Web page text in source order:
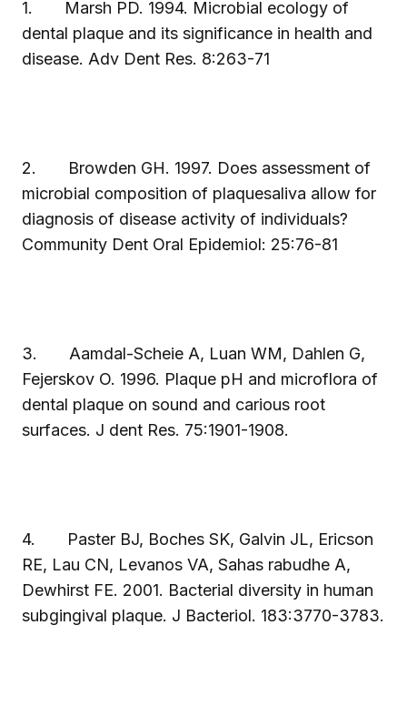
1.
Marsh PD. 1994. Microbial ecology of
dental plaque and its significance in health and
disease. Adv Dent Res. 8:263-71
2.
Browden GH. 1997. Does assessment of
microbial composition of plaquesaliva allow for
diagnosis of disease activity of individuals?
Community Dent Oral Epidemiol: 25:76-81
3.
Aamdal-Scheie A, Luan WM, Dahlen G,
Fejerskov O. 1996. Plaque pH and microflora of
dental plaque on sound and carious root
surfaces. J dent Res. 75:1901-1908.
4.
Paster BJ, Boches SK, Galvin JL, Ericson
RE, Lau CN, Levanos VA, Sahas rabudhe A,
Dewhirst FE. 2001. Bacterial diversity in human
subgingival plaque. J Bacteriol. 183:3770-3783.